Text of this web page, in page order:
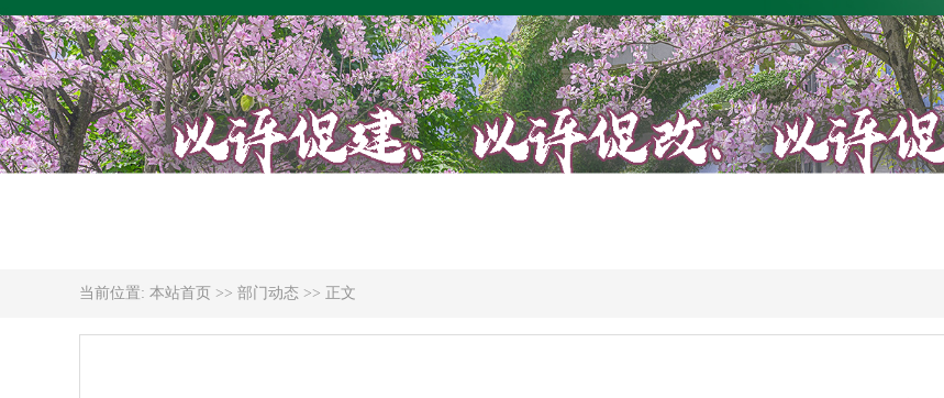
当前位置: 本站首页 >> 部门动态 >> 正文